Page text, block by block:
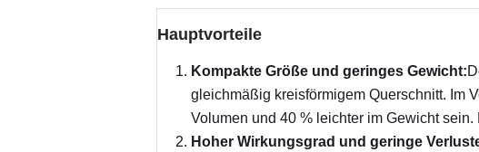
Hauptvorteile
Kompakte Größe und geringes Gewicht:
gleichmäßig kreisförmigem Querschnitt. Im
Volumen und 40 % leichter im Gewicht
Hoher Wirkungsgrad und geringe